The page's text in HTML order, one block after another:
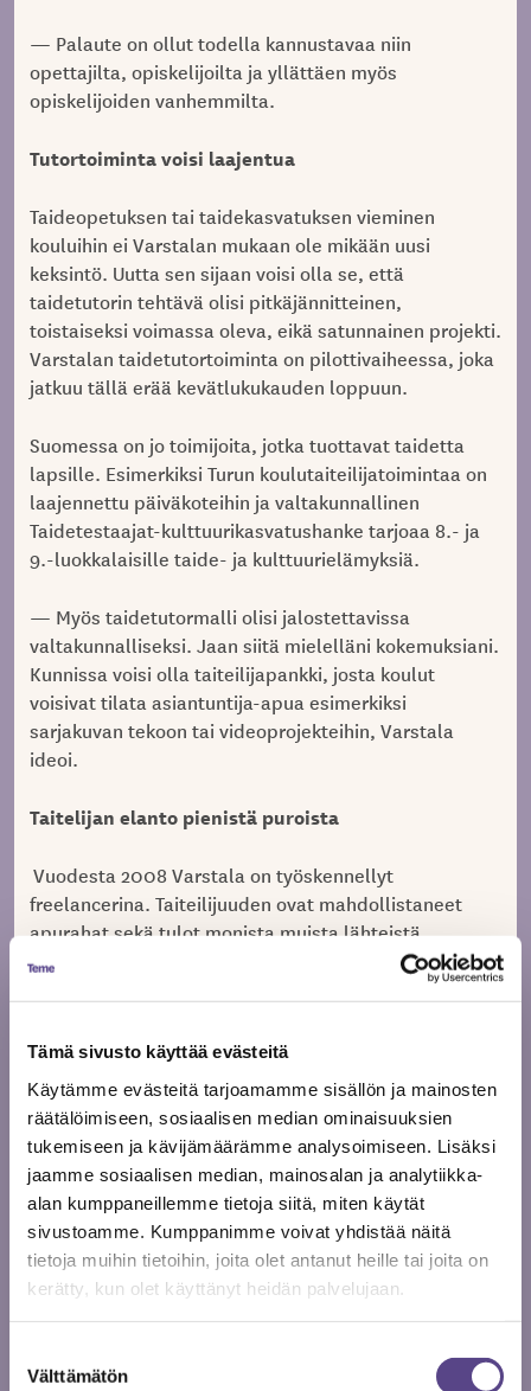
Tämä sivusto käyttää evästeitä
Käytämme evästeitä tarjoamamme sisällön ja mainosten
räätälöimiseen, sosiaalisen median ominaisuuksien
tukemiseen ja kävijämäärämme analysoimiseen. Lisäksi
jaamme sosiaalisen median, mainosalan ja analytiikka-
alan kumppaneillemme tietoja siitä, miten käytät
sivustoamme. Kumppanimme voivat yhdistää näitä
tietoja muihin tietoihin, joita olet antanut heille tai joita on
kerätty, kun olet käyttänyt heidän palvelujaan.
valinta
Välttämätön
— Palaute on ollut todella kannustavaa niin
opettajilta, opiskelijoilta ja yllättäen myös
opiskelijoiden vanhemmilta.
Tutortoiminta voisi laajentua
Taideopetuksen tai taidekasvatuksen vieminen
kouluihin ei Varstalan mukaan ole mikään uusi
keksintö. Uutta sen sijaan voisi olla se, että
taidetutorin tehtävä olisi pitkäjännitteinen,
toistaiseksi voimassa oleva, eikä satunnainen projekti.
Varstalan taidetutortoiminta on pilottivaiheessa, joka
jatkuu tällä erää kevätlukukauden loppuun.
Suomessa on jo toimijoita, jotka tuottavat taidetta
lapsille. Esimerkiksi Turun koulutaiteilijatoimintaa on
laajennettu päiväkoteihin ja valtakunnallinen
Taidetestaajat-kulttuurikasvatushanke tarjoaa 8.- ja
9.-luokkalaisille taide- ja kulttuurielämyksiä.
— Myös taidetutormalli olisi jalostettavissa
valtakunnalliseksi. Jaan siitä mielelläni kokemuksiani.
Kunnissa voisi olla taiteilijapankki, josta koulut
voisivat tilata asiantuntija-apua esimerkiksi
sarjakuvan tekoon tai videoprojekteihin, Varstala
ideoi.
Taitelijan elanto pienistä puroista
Vuodesta 2008 Varstala on työskennellyt
freelancerina. Taiteilijuuden ovat mahdollistaneet
apurahat sekä tulot monista muista lähteistä.
Kiitos laajan verkottumisen koulumaailmaan Varstala
saattoi pallotella taidetutorideaa muun muassa
koulujen rehtoreiden kanssa.
— Alkuperäisenä ideana minulla oli, miten
ammattitaiteilijat saataisiin töihin perusopetuksen
pariin sellaisella tavalla, että se olisi sekä koululle
että taiteilijalle mieluista.
yhdenlaisesta taiteilijapalkkauksesta. Kunta hoitaa